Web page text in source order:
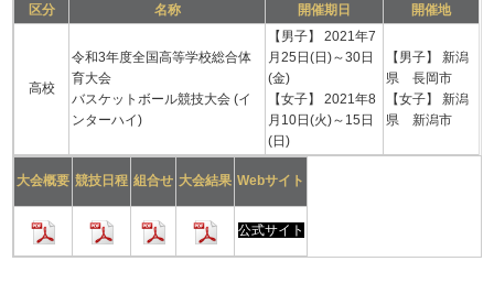
区分 名称 開催期日 開催地
高校
令和3年度全国高等学校総合体
育大会
バスケットボール競技大会 (イ
ンターハイ)
【男子】 2021年7
月25日(日)～30日
(金)
【女子】 2021年8
月10日(火)～15日
(日)
【男子】 新潟
県 長岡市
【女子】 新潟
県 新潟市
大会概要 競技日程 組合せ 大会結果 Webサイト
公式サイト